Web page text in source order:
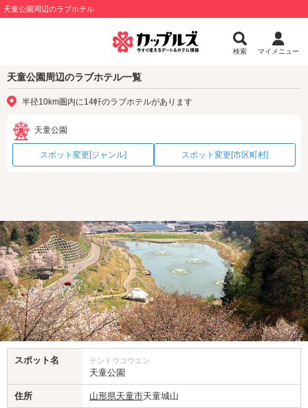
天童公園周辺のラブホテル
検索 マイメニュー
天童公園周辺のラブホテル一覧
半径10km圏内に14軒のラブホテルがあります
天童公園
スポット変更[ジャンル] スポット変更[市区町村]
スポット名 テンドウコウエン
天童公園
住所 山形県天童市天童城山